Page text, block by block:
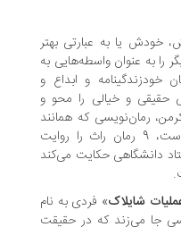
یا به عبارتی بهتر
واسطه‌هایی به
و ابداع و
و خیالی را محو و
که همانند
خالقش به حرفه نویسندگی مشغول است، 9 رمان راث را روایت
حکایت می‌کند
» فردی به نام
که در حقیقت